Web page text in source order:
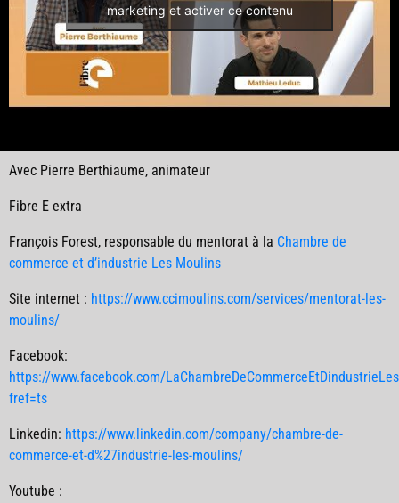
marketing et activer ce contenu
Avec Pierre Berthiaume, animateur
Fibre E extra
François Forest, responsable du mentorat à la Chambre de
commerce et d’industrie Les Moulins
Site internet : https://www.ccimoulins.com/services/mentorat-les-
moulins/
Facebook:
https://www.facebook.com/
fref=ts
Linkedin: https://www.linkedin.com/company/chambre-de-
commerce-et-d%27industrie-les-moulins/
Youtube :